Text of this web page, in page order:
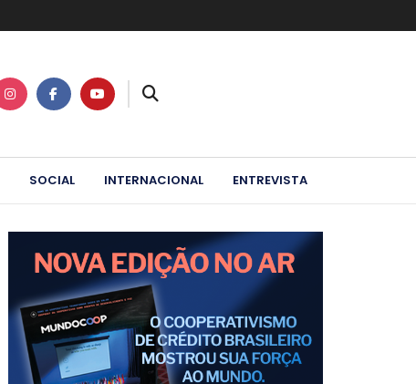
SOCIAL INTERNACIONAL ENTREVISTA